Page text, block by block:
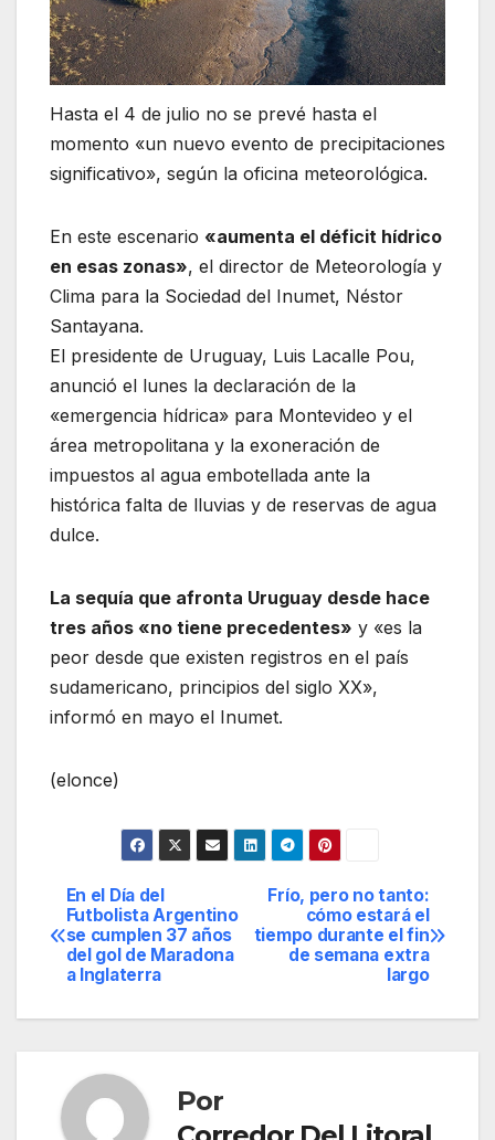
Hasta el 4 de julio no se prevé hasta el
momento «un nuevo evento de precipitaciones
significativo», según la oficina meteorológica.
En este escenario «aumenta el déficit hídrico
en esas zonas», el director de Meteorología y
Clima para la Sociedad del Inumet, Néstor
Santayana.
El presidente de Uruguay, Luis Lacalle Pou,
anunció el lunes la declaración de la
«emergencia hídrica» para Montevideo y el
área metropolitana y la exoneración de
impuestos al agua embotellada ante la
histórica falta de lluvias y de reservas de agua
dulce.
La sequía que afronta Uruguay desde hace
tres años «no tiene precedentes» y «es la
peor desde que existen registros en el país
sudamericano, principios del siglo XX»,
informó en mayo el Inumet.
(elonce)
Navegación
de
entradas
Frío, pero no tanto:
cómo estará el
tiempo durante el fin
de semana extra
largo
En el Día del
Futbolista Argentino
se cumplen 37 años
del gol de Maradona
a Inglaterra
Por